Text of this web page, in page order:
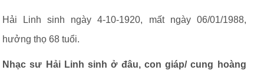
Hải Linh sinh ngày 4-10-1920, mất ngày 06/01/1988,
hưởng thọ 68 tuổi.
Nhạc sư Hải Linh sinh ở đâu, con giáp/ cung hoàng